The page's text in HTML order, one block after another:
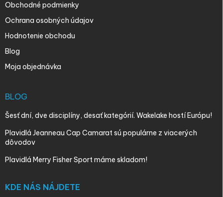
Obchodné podmienky
Ochrana osobných údajov
Hodnotenie obchodu
Blog
Moja objednávka
BLOG
Šesť dní, dve disciplíny, desať kategórií. Wakelake hostí Európu!
Plavidlá Jeanneau Cap Camarat sú populárne z viacerých
dôvodov
Plavidlá Merry Fisher Sport máme skladom!
KDE NÁS NÁJDETE